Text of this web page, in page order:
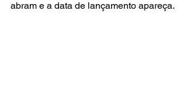
abram e a data de lançamento apareça.